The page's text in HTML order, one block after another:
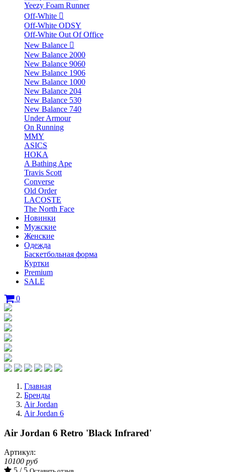
Yeezy Foam Runner
Off-White
Off-White ODSY
Off-White Out Of Office
New Balance
New Balance 2000
New Balance 9060
New Balance 1906
New Balance 1000
New Balance 204
New Balance 530
New Balance 740
Under Armour
On Running
MMY
ASICS
HOKA
A Bathing Ape
Travis Scott
Converse
Old Order
LACOSTE
The North Face
Новинки
Мужские
Женские
Одежда
Баскетбольная форма
Куртки
Premium
SALE
0
Главная
Бренды
Air Jordan
Air Jordan 6
Air Jordan 6 Retro 'Black Infrared'
Артикул:
10100 руб